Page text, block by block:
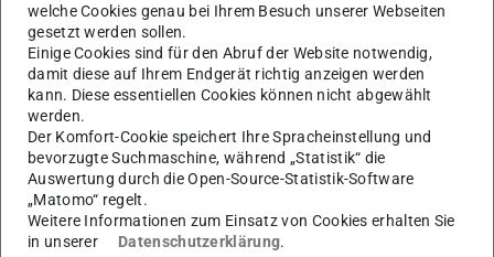
Mehr Informationen
Sprechstunde
Lebenslauf
welche Cookies genau bei Ihrem Besuch unserer Webseiten
gesetzt werden sollen.
Einige Cookies sind für den Abruf der Website notwendig,
damit diese auf Ihrem Endgerät richtig anzeigen werden
kann. Diese essentiellen Cookies können nicht abgewählt
werden.
Der Komfort-Cookie speichert Ihre Spracheinstellung und
bevorzugte Suchmaschine, während „Statistik“ die
Auswertung durch die Open-Source-Statistik-Software
„Matomo“ regelt.
Weitere Informationen zum Einsatz von Cookies erhalten Sie
in unserer
Datenschutzerklärung.